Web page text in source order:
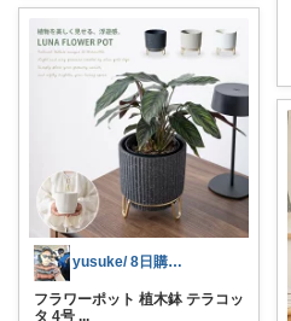
yusuke/ 8日購入感謝♫
フラワーポット 植木鉢 テラコッ
タ 4号 ...